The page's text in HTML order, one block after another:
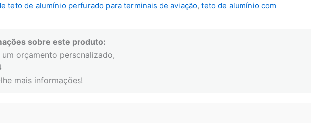
teto de alumínio perfurado para terminais de aviação,teto de alumínio com
sobre este produto:
orçamento personalizado,
mais informações!